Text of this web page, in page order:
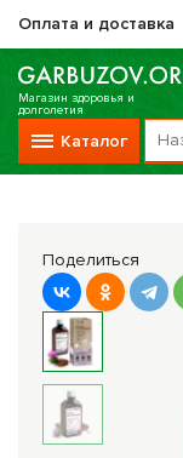
Оплата и доставка
Магазин здоровья и
долголетия
Каталог
Препараты
Сашера-Мед
Оптисалт
МелМур
Поделиться